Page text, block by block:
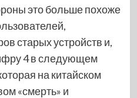
это больше похоже
старых устройств и,
4 в следующем
на китайском
«смерть» и